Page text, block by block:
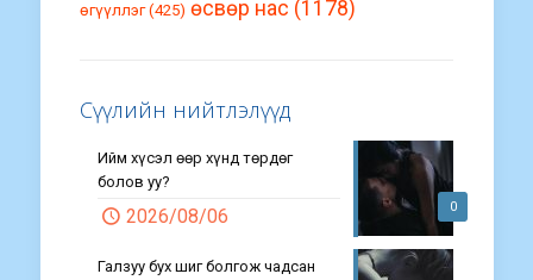
өгүүллэг(425) өсвөр нас (1178)
Сүүлийн нийтлэлүүд
0
Ийм хүсэл өөр хүнд төрдөг
болов уу?
2026/08/06
Галзуу бух шиг болгож чадсан